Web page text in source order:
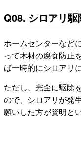
Q08. シロアリ駆
ホームセンターなど
って木材の腐食防止
ば一時的にシロアリ
ただし、完全に駆除
ので、シロアリが発
願いした方が賢明と